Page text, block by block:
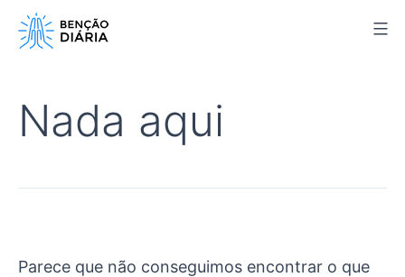
Pular
para
Nada aqui
Parece que não conseguimos encontrar o que